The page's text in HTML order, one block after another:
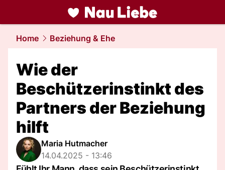
liebe.NAU.ch
Home Beziehung & Ehe
Wie der
Beschützerinstinkt des
Partners der Beziehung
hilft
Maria Hutmacher
14.04.2025 - 13:46